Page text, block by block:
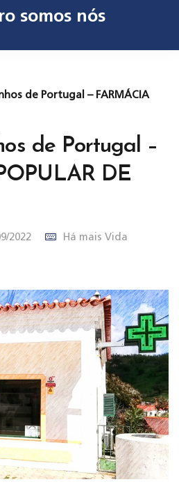
somos nós
de Portugal – FARMÁCIA
de Portugal –
DE
2022
Há mais Vida